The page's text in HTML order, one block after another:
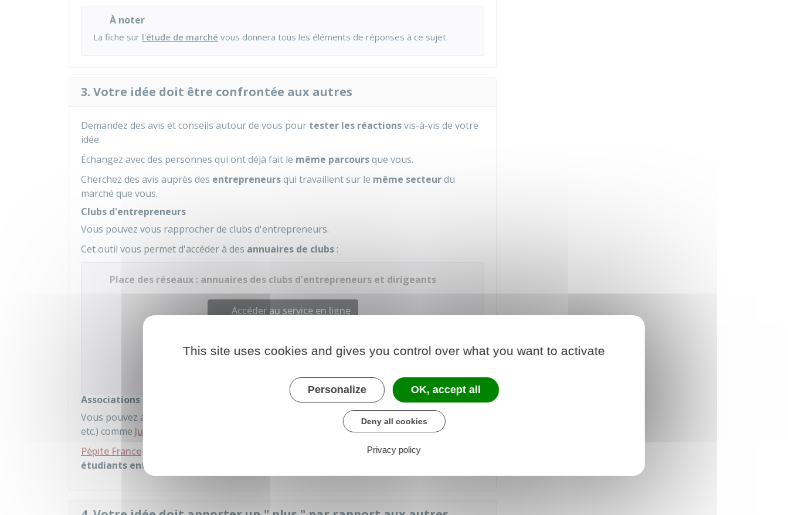
À noter
La fiche sur l'étude de marché vous donnera tous les éléments de réponses à ce sujet.
3. Votre idée doit être confrontée aux autres
Demandez des avis et conseils autour de vous pour tester les réactionsvis-à-vis de votre
idée.
Échangez avec des personnes qui ont déjà fait le même parcoursque vous.
Cherchez des avis auprès des entrepreneursqui travaillent sur le même secteurdu
marché que vous.
Clubs d'entrepreneurs
Vous pouvez vous rapprocher de clubs d'entrepreneurs.
Cet outil vous permet d'accéder à des annuaires de clubs :
Place des réseaux : annuaires des clubs d'entrepreneurs et dirigeants
Accéder au service en ligne
Place des réseaux
Associations d'étudiants
Vous pouvez aussi vous rapprocher des associations d'étudiants (Essec, HEC, Supélec, X,
etc.) comme Junior entreprises
Pépite France est une association qui vous propose un accompagnement par des
étudiants entrepreneurs
This site uses cookies and gives you control over what you want to activate
Personalize OK, accept all
Deny all cookies
Privacy policy